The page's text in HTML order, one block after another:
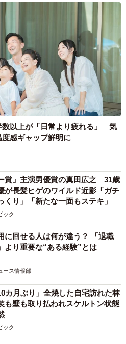
数以上が「日常より疲れる」 気
感ギャップ鮮明に
賞」主演男優賞の真田広之 31歳
が長髪ヒゲのワイルド近影「ガチ
くり」「新たな一面もステキ」
ック
に回せる人は何が違う？ 「退職
より重要な“ある経験”とは
ース情報部
カ月ぶり」全焼した自宅訪れた林
壁も取り払われスケルトン状態
ック